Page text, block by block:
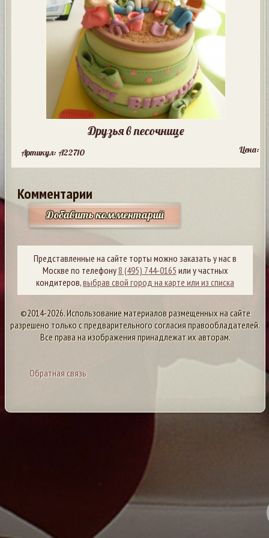
Друзья в песочнице
Артикул: A22710 Цена:
Комментарии
Добавить комментарий
Представленные на сайте торты можно заказать у нас в
Москве по телефону8 (495) 744-0165 или у частных
кондитеров,выбрав свой город на карте или из списка
©2014-2026. Использование материалов размещенных на сайте
разрешено только с предварительного согласия правообладателей.
Все права на изображения принадлежат их авторам.
Обратная связь